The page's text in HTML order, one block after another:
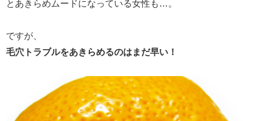
とあきらめムードになっている女性も…。
ですが、
毛穴トラブルをあきらめるのはまだ早い！